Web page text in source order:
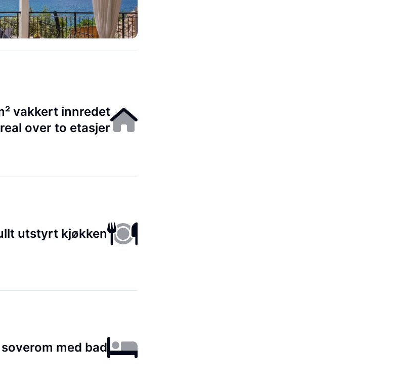
vakkert innredet
over to etasjer
utstyrt kjøkken
med bad